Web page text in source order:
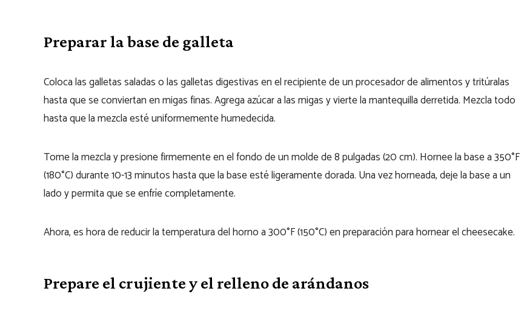
Preparar la base de galleta
Coloca las galletas saladas o las galletas digestivas en el recipiente de un procesador de alimentos y tritúralas
hasta que se conviertan en migas finas. Agrega azúcar a las migas y vierte la mantequilla derretida. Mezcla todo
hasta que la mezcla esté uniformemente humedecida.
Tome la mezcla y presione firmemente en el fondo de un molde de 8 pulgadas (20 cm). Hornee la base a 350°F
(180°C) durante 10-13 minutos hasta que la base esté ligeramente dorada. Una vez horneada, deje la base a un
lado y permita que se enfríe completamente.
Ahora, es hora de reducir la temperatura del horno a 300°F (150°C) en preparación para hornear el cheesecake.
Prepare el crujiente y el relleno de arándanos